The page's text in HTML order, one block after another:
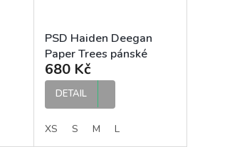
PSD Haiden Deegan
Paper Trees pánské
boxerky
680 Kč
DETAIL
XS S M L